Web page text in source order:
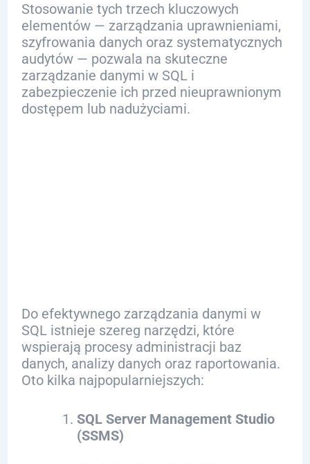
Stosowanie tych trzech kluczowych
elementów — zarządzania uprawnieniami,
szyfrowania danych oraz systematycznych
audytów — pozwala na skuteczne
zarządzanie danymi w SQL i
zabezpieczenie ich przed nieuprawnionym
dostępem lub nadużyciami.
Do efektywnego zarządzania danymi w
SQL istnieje szereg narzędzi, które
wspierają procesy administracji baz
danych, analizy danych oraz raportowania.
Oto kilka najpopularniejszych:
SQL Server Management Studio
(SSMS)